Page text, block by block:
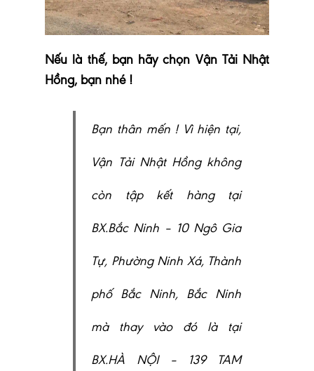
Nếu là thế, bạn hãy chọn Vận Tải Nhật
Hồng, bạn nhé !
Bạn thân mến ! Vì hiện tại,
Vận Tải Nhật Hồng không
còn tập kết hàng tại
BX.Bắc Ninh – 10 Ngô Gia
Tự, Phường Ninh Xá, Thành
phố Bắc Ninh, Bắc Ninh
mà thay vào đó là tại
BX.HÀ NỘI – 139 TAM